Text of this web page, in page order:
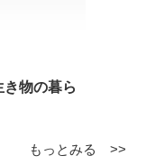
物の暮ら
もっとみる >>